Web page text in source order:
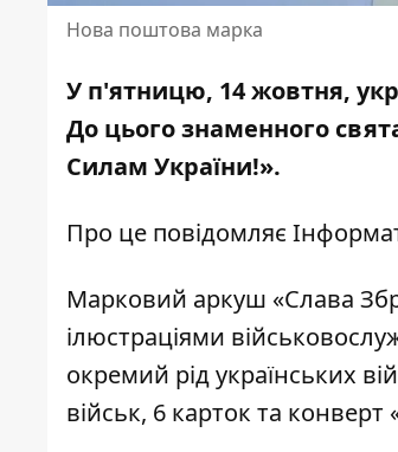
Нова поштова марка
У п'ятницю, 14 жовтня,
До цього знаменного
Силам України!».
Про це повідомляє
Марковий аркуш «Слава
ілюстраціями
окремий рід українських
військ, 6 карток та